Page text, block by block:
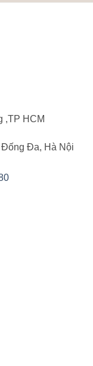
,TP HCM
Đa, Hà Nội